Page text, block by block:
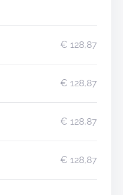
€ 128,87
€ 128,87
€ 128,87
€ 128,87